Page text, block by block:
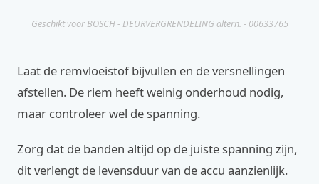
Geschikt voor BOSCH - DEURVERGRENDELING altern. - 00633765
Laat de remvloeistof bijvullen en de versnellingen
afstellen. De riem heeft weinig onderhoud nodig,
maar controleer wel de spanning.
Zorg dat de banden altijd op de juiste spanning zijn,
dit verlengt de levensduur van de accu aanzienlijk.